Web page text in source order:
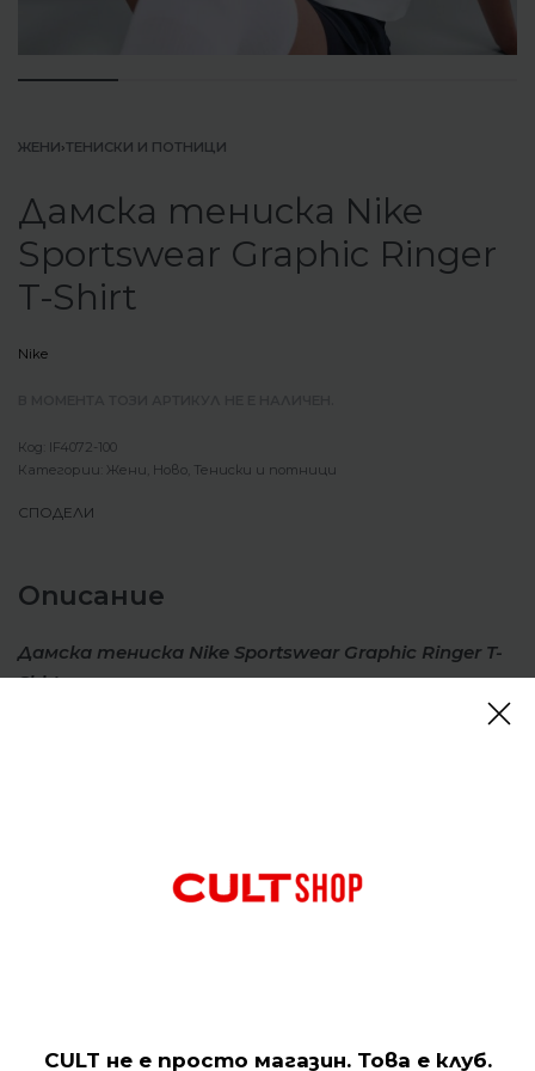
ЖЕНИ›ТЕНИСКИ И ПОТНИЦИ
Дамска тениска Nike
Sportswear Graphic Ringer
T-Shirt
Nike
IF4072-100
Категории: Жени Ново Тениски и потници
СПОДЕЛИ
Описание
Дамска тениска Nike Sportswear Graphic Ringer T-
Shirt
ценят спортната елегантност.
CULT не е просто магазин. Това е клуб.